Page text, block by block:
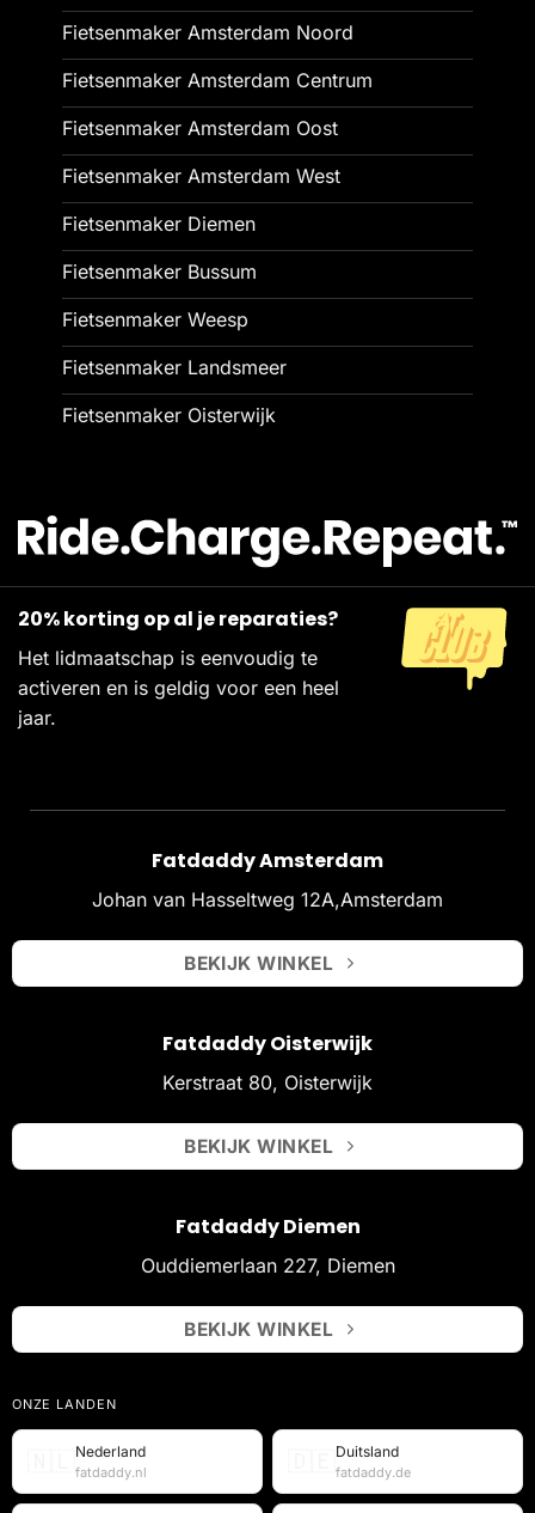
Fietsenmaker Amsterdam Noord
Fietsenmaker Amsterdam Centrum
Fietsenmaker Amsterdam Oost
Fietsenmaker Amsterdam West
Fietsenmaker Diemen
Fietsenmaker Bussum
Fietsenmaker Weesp
Fietsenmaker Landsmeer
Fietsenmaker Oisterwijk
20% korting op al je reparaties?
Het lidmaatschap is eenvoudig te
activeren en is geldig voor een heel
jaar.
Fatdaddy Amsterdam
Johan van Hasseltweg 12A,Amsterdam
BEKIJK WINKEL
Fatdaddy Oisterwijk
Kerstraat 80, Oisterwijk
BEKIJK WINKEL
Fatdaddy Diemen
Ouddiemerlaan 227, Diemen
BEKIJK WINKEL
ONZE LANDEN
Nederland
fatdaddy.nl
Duitsland
fatdaddy.de